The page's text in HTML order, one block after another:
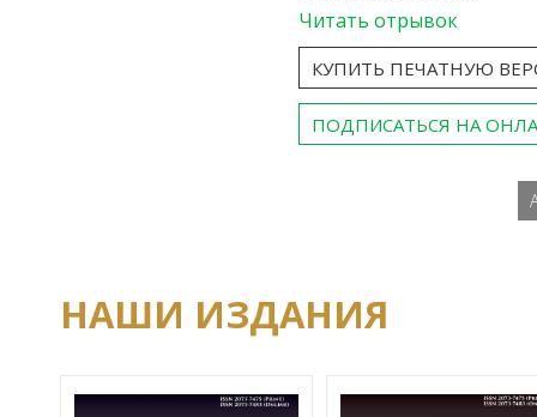
Читать отрывок
КУПИТЬ ПЕЧАТНУЮ
ПОДПИСАТЬСЯ НА
НАШИ ИЗДАНИЯ